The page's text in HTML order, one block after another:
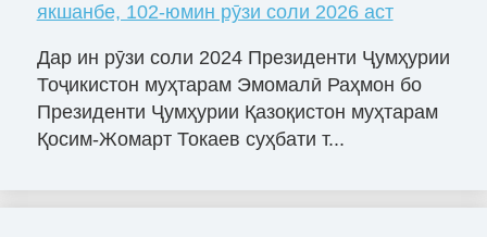
якшанбе, 102-юмин рӯзи соли 2026 аст
Дар ин рӯзи соли 2024 Президенти Ҷумҳурии
Тоҷикистон муҳтарам Эмомалӣ Раҳмон бо
Президенти Ҷумҳурии Қазоқистон муҳтарам
Қосим-Жомарт Токаев суҳбати т...